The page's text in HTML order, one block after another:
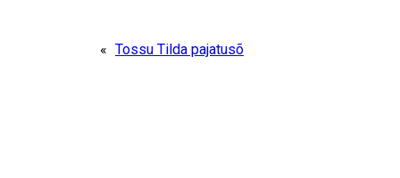
« Tossu Tilda pajatusõ